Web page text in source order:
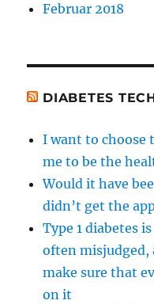
Februar 2018
DIABETES
I want to choose
me to be the
Would it have
didn’t get the
Type 1 diabetes
often misjudged,
make sure that
on it